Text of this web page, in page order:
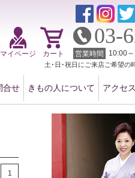
合せ きもの人について アクセス
マイページ カート
03-
営業時間 10:00
土･日･祝日にご来店ご希望の
1